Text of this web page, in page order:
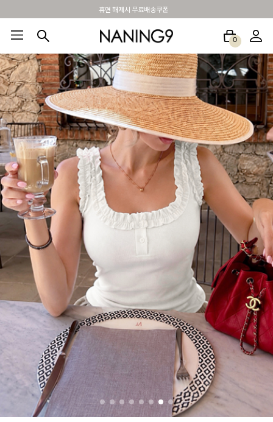
BEST 포토리뷰 - 매주 2명추첨 3만원쿠폰
0
BEST100🤍 NEW5% 베스트재진행 썸머여행룩 아울렛 하객&모임룩